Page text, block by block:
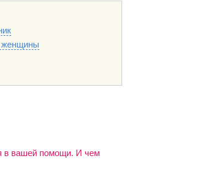
женщины
в вашей помощи. И чем